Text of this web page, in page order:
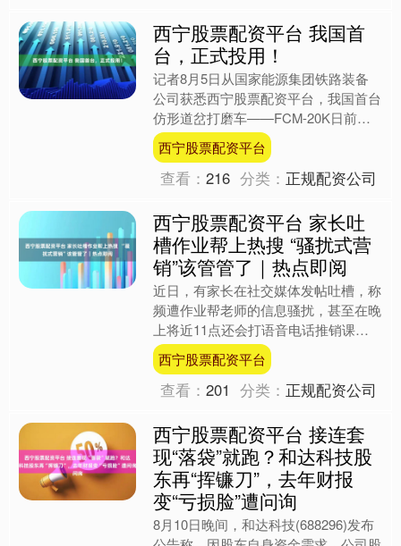
西宁股票配资平台 我国首
台，正式投用！
记者8月5日从国家能源集团铁路装备
公司获悉西宁股票配资平台，我国首台
仿形道岔打磨车——FCM-20K日前在
重载铁路正线正式投入使用，顺利完成
7组道岔打磨及0.1....
西宁股票配资平台
查看：216 分类： 正规配资公司
西宁股票配资平台 家长吐
槽作业帮上热搜 “骚扰式营
销”该管管了｜热点即阅
近日，有家长在社交媒体发帖吐槽，称
频遭作业帮老师的信息骚扰，甚至在晚
上将近11点还会打语音电话推销课
程。对此，作业帮涉事老师回应称，如
果家长在网上买了资料西宁股....
西宁股票配资平台
查看：201 分类： 正规配资公司
西宁股票配资平台 接连套
现“落袋”就跑？和达科技股
东再“挥镰刀”，去年财报
变“亏损脸”遭问询
8月10日晚间，和达科技(688296)发布